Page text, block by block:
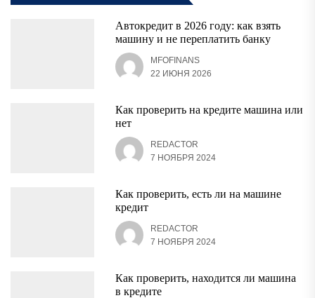
Автокредит в 2026 году: как взять
машину и не переплатить банку
MFOFINANS
22 ИЮНЯ 2026
Как проверить на кредите машина или
нет
REDACTOR
7 НОЯБРЯ 2024
Как проверить, есть ли на машине
кредит
REDACTOR
7 НОЯБРЯ 2024
Как проверить, находится ли машина
в кредите